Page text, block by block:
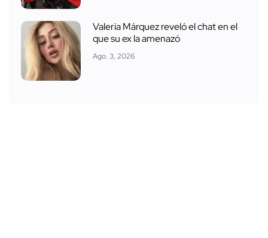
Valeria Márquez reveló el chat en el
que su ex la amenazó
Ago. 3, 2026